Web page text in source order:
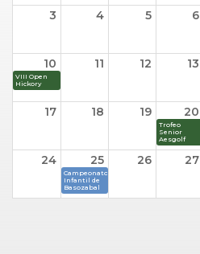
3 4 5 6
10 11 12 13
VIII Open
Hickory
17 18 19 20
Trofeo
Senior
Aesgolf
24 25 26 27
Campeonato
Infantil de
Basozabal